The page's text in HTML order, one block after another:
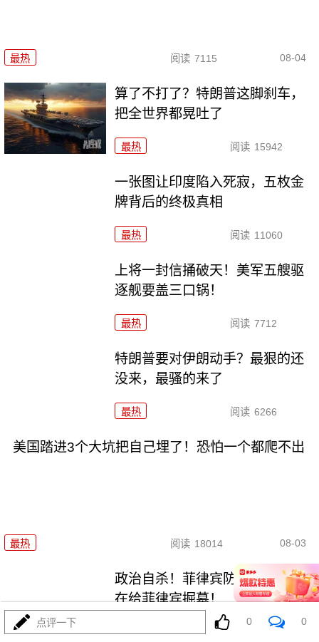
最热 阅读 7115 08-04
算了不打了？特朗普这脚刹车，
把全世界都晃吐了
最热 阅读 15942
一张图让印度陷入死寂，五枚金
牌背后的终极真相
最热 阅读 11060
上将一封信捅破天！美军五艘驱
逐舰要盖三口锅！
最热 阅读 7712
特朗普要对伊朗动手？最狠的还
没来，最骚的来了
最热 阅读 6266
美国踏进3个大坑把自己埋了！恐怕一个都爬不出
最热 阅读 18014 08-03
政治自杀！菲律宾防长，你这是
在给菲律宾掘墓！
最热
点评一下 0 0